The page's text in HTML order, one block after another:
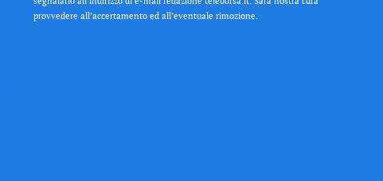
provvedere all’accertamento ed all’eventuale rimozione.